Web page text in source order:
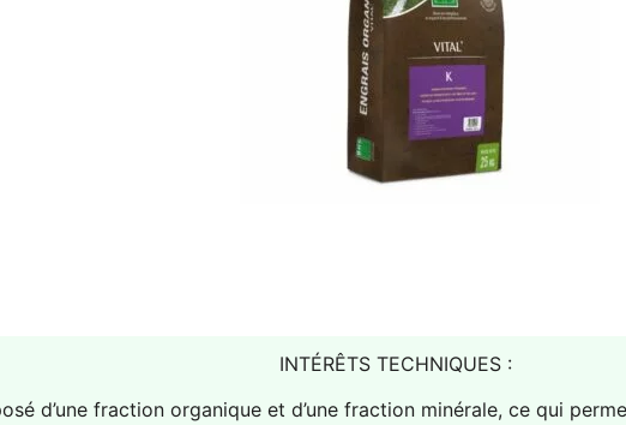
INTÉRÊTS TECHNIQUES :
d’une fraction organique et d’une fraction minérale, ce qui